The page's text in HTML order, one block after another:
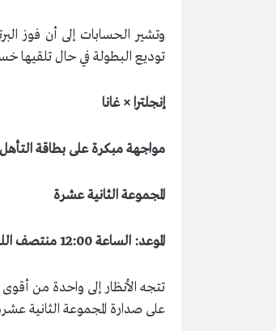
وتشير الحسابات إلى أن فوز
توديع البطولة في حال تلقيها
إنجلترا × غانا
مواجهة مبكرة على بطاقة التأهل
المجموعة الثانية عشرة
الموعد: الساعة 12:00 منتصف الليل بتوقيت مسقط
تتجه الأنظار إلى واحدة من أقوى
على صدارة المجموعة الثانية